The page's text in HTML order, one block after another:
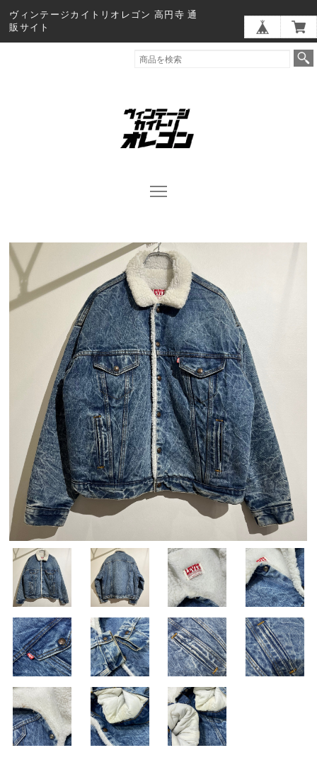
ヴィンテージカイトリオレゴン 高円寺 通
販サイト